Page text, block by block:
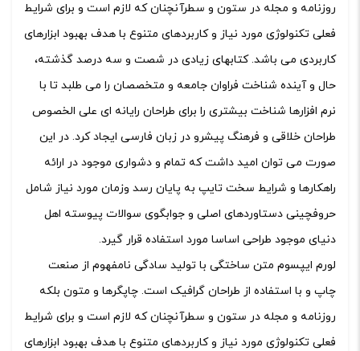
روزنامه و مجله در ستون و سطرآنچنان که لازم است و برای شرایط
فعلی تکنولوژی مورد نیاز و کاربردهای متنوع با هدف بهبود ابزارهای
کاربردی می باشد. کتابهای زیادی در شصت و سه درصد گذشته،
حال و آینده شناخت فراوان جامعه و متخصصان را می طلبد تا با
نرم افزارها شناخت بیشتری را برای طراحان رایانه ای علی الخصوص
طراحان خلاقی و فرهنگ پیشرو در زبان فارسی ایجاد کرد. در این
صورت می توان امید داشت که تمام و دشواری موجود در ارائه
راهکارها و شرایط سخت تایپ به پایان رسد وزمان مورد نیاز شامل
حروفچینی دستاوردهای اصلی و جوابگوی سوالات پیوسته اهل
دنیای موجود طراحی اساسا مورد استفاده قرار گیرد.
لورم ایپسوم متن ساختگی با تولید سادگی نامفهوم از صنعت
چاپ و با استفاده از طراحان گرافیک است. چاپگرها و متون بلکه
روزنامه و مجله در ستون و سطرآنچنان که لازم است و برای شرایط
فعلی تکنولوژی مورد نیاز و کاربردهای متنوع با هدف بهبود ابزارهای